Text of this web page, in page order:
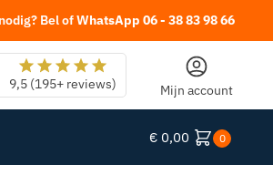
Bel ofWhatsApp 06 - 38 83 98 66
9,5 (195+ reviews) Mijn account
€ 0,00 0